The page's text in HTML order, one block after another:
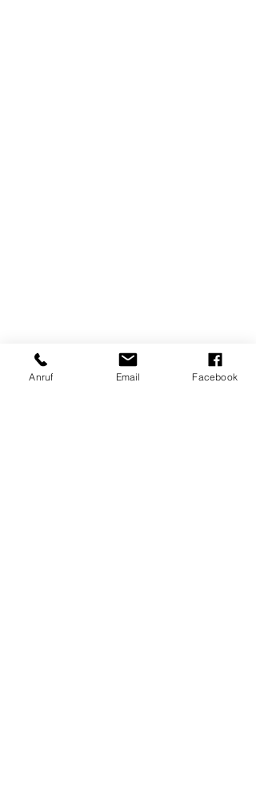
Anruf Email Facebook